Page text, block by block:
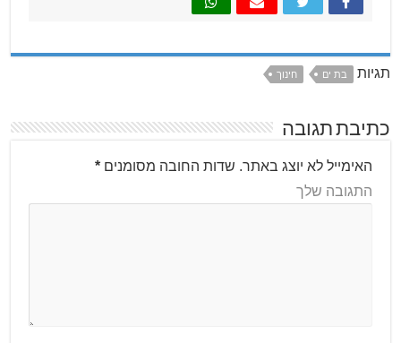
תגיות בת ים חינוך
כתיבת תגובה
האימייל לא יוצג באתר. שדות החובה מסומנים*
התגובה שלך